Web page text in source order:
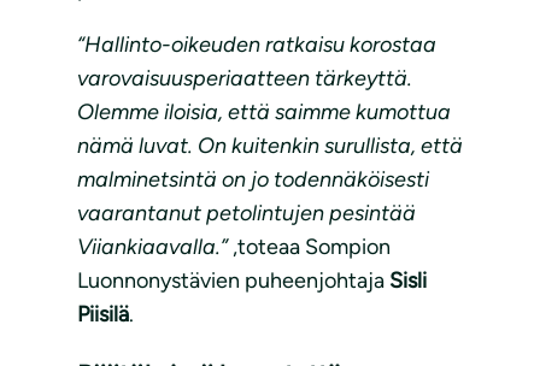
“Hallinto-oikeuden ratkaisu korostaa
varovaisuusperiaatteen tärkeyttä.
Olemme iloisia, että saimme kumottua
nämä luvat. On kuitenkin surullista, että
malminetsintä on jo todennäköisesti
vaarantanut petolintujen pesintää
Viiankiaavalla.”,toteaa Sompion
Luonnonystävien puheenjohtaja Sisli
Piisilä.